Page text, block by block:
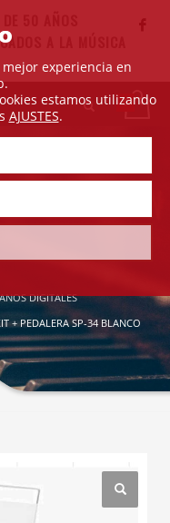
50 AÑOS
A LA MÚSICA
DIGITALES
+ PEDALERA SP-34 BLANCO
experiencia en
estamos utilizando
AJUSTES.